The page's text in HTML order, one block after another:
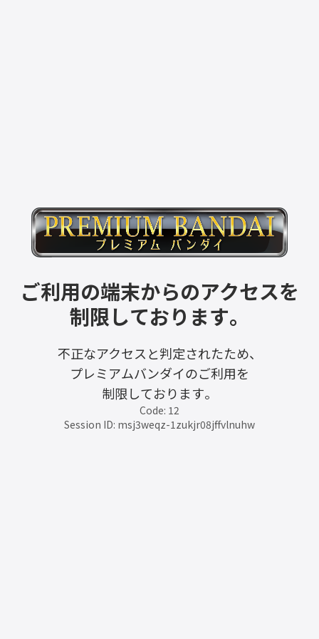
ご利用の端末からのアクセスを
制限しております。
不正なアクセスと判定されたため、
プレミアムバンダイのご利用を
制限しております。
Code: 12
Session ID: msj3weqz-1zukjr08jffvlnuhw